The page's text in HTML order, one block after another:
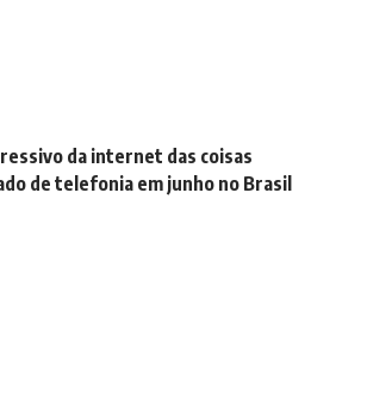
da internet das coisas
de telefonia em junho no Brasil